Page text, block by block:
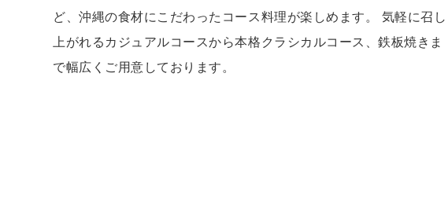
ど、沖縄の食材にこだわったコース料理が楽しめます。 気軽に召し
上がれるカジュアルコースから本格クラシカルコース、鉄板焼きま
で幅広くご用意しております。